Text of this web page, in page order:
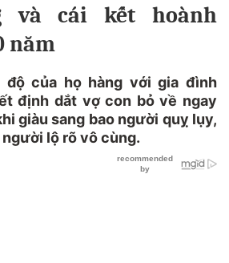
và cái kết hoành
năm
độ của họ hàng với gia đình
định dắt vợ con bỏ về ngay
giàu sang bao người quỵ lụy,
lộ rõ vô cùng.